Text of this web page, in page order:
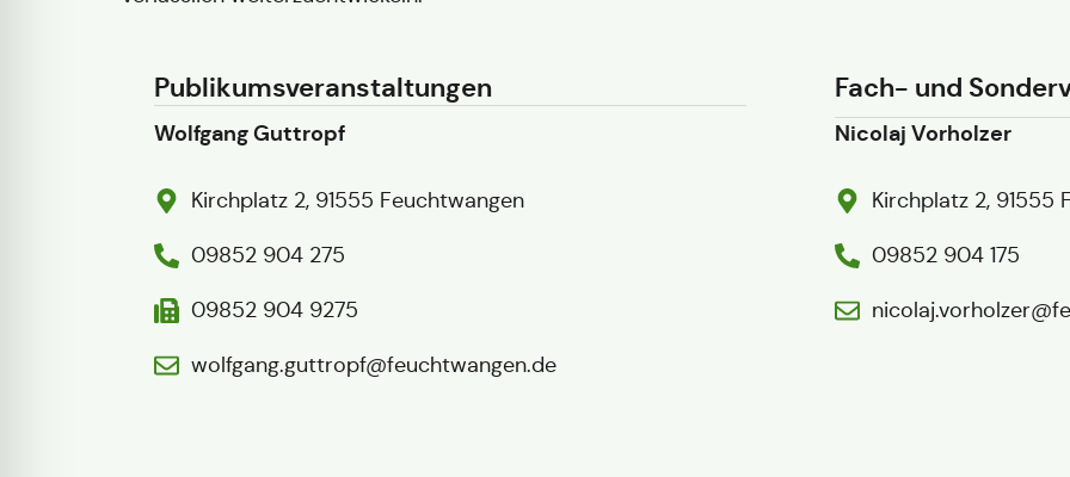
Publikumsveranstaltungen
Wolfgang Guttropf
Kirchplatz 2, 91555 Feuchtwangen
09852 904 275
09852 904 9275
wolfgang.guttropf@feuchtwangen.de
Fach- und
Nicolaj Vorholzer
Kirchplatz 2, 91555
09852 904 175